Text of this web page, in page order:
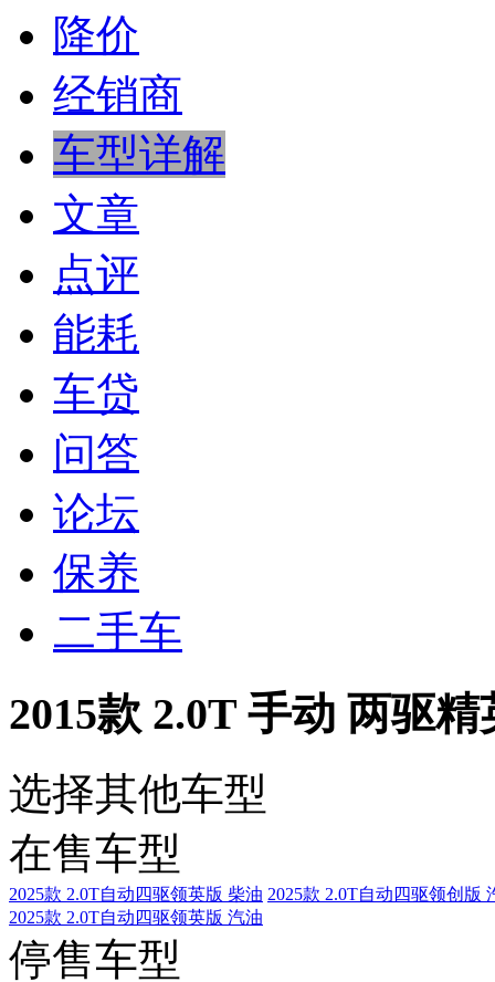
降价
经销商
车型详解
文章
点评
能耗
车贷
问答
论坛
保养
二手车
2015款 2.0T 手动 两驱精
选择其他车型
在售车型
2025款 2.0T自动四驱领英版 柴油 2025款 2.0T自动四驱领创版
2025款 2.0T自动四驱领英版 汽油
停售车型